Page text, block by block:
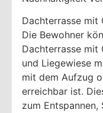
Dachterrasse mit
Die Bewohner
Dachterrasse mit
und Liegewiese
mit dem Aufzug
erreichbar ist.
zum Entspannen,